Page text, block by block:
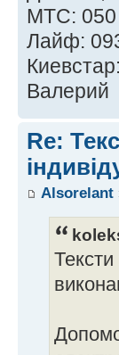
МТС: 050
Лайф:
Валерий
Re:
Alsorelant